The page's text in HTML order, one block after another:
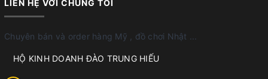
LIÊN HỆ VỚI CHÚNG TÔI
Chuyên bán và order hàng Mỹ , đồ chơi Nhật ...
HỘ KINH DOANH ĐÀO TRUNG HIẾU